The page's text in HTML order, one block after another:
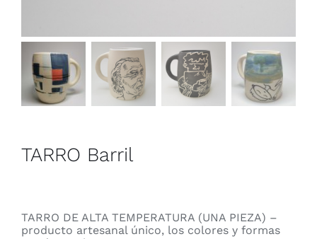
TARRO Barril
TARRO DE ALTA TEMPERATURA (UNA PIEZA) –
producto artesanal único, los colores y formas